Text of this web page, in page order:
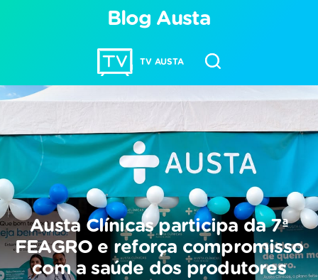
TV AUSTA
Blog Austa
Austa Clínicas participa da 7ª
FEAGRO e reforça compromisso
com a saúde dos produtores